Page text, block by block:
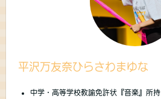
平沢万友奈ひらさわまゆな
中学・高等学校教諭免許状『音楽』所持